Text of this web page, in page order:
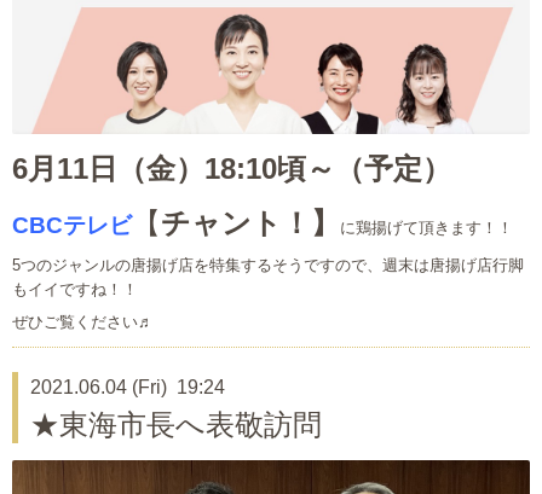
6月11日（金）18:10頃～（予定）
CBCテレビ【チャント！】 に鶏揚げて頂きます！！
5つのジャンルの唐揚げ店を特集するそうですので、週末は唐揚げ店行脚
もイイですね！！
ぜひご覧ください♬
2021.06.04 (Fri) 19:24
★東海市長へ表敬訪問